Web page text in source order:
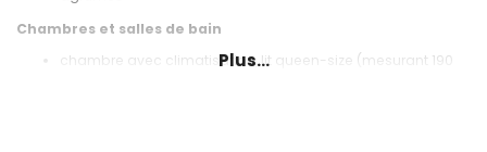
Chambres et salles de bain
chambre avec climatisation, lit queen-size (mesurant 190
Plus...